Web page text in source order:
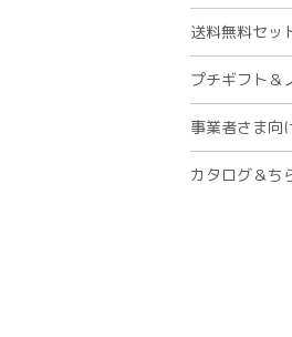
送料無料セッ
プチギフト＆
事業者さま向
カタログ＆ち